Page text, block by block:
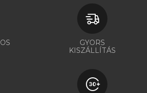
GYORS
KISZÁLLÍTÁS